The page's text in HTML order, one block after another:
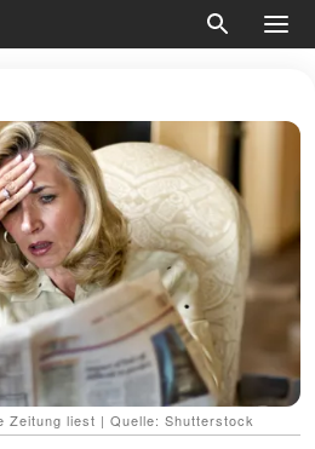
Zeitung liest | Quelle: Shutterstock